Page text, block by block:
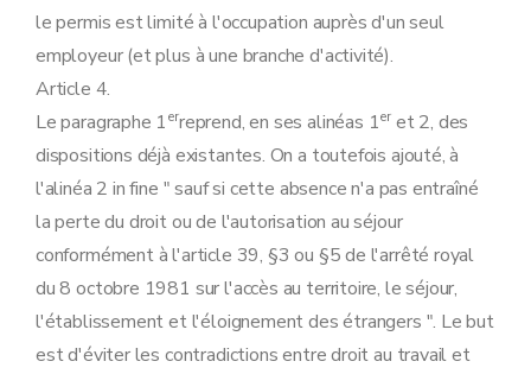
le permis est limité à l'occupation auprès d'un seul
employeur (et plus à une branche d'activité).
Article 4.
Le paragraphe 1erreprend, en ses alinéas 1er et 2, des
dispositions déjà existantes. On a toutefois ajouté, à
l'alinéa 2 in fine " sauf si cette absence n'a pas entraîné
la perte du droit ou de l'autorisation au séjour
conformément à l'article 39, §3 ou §5 de l'arrêté royal
du 8 octobre 1981 sur l'accès au territoire, le séjour,
l'établissement et l'éloignement des étrangers ". Le but
est d'éviter les contradictions entre droit au travail et